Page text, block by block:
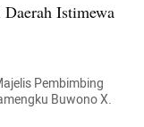
Istimewa
Pembimbing
Buwono X.